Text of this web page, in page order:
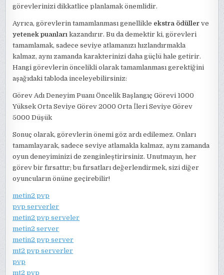
görevlerinizi dikkatlice planlamak önemlidir.
Ayrıca, görevlerin tamamlanması genellikle ekstra ödüller ve
yetenek puanları kazandırır. Bu da demektir ki, görevleri
tamamlamak, sadece seviye atlamanızı hızlandırmakla
kalmaz, aynı zamanda karakterinizi daha güçlü hale getirir.
Hangi görevlerin öncelikli olarak tamamlanması gerektiğini
aşağıdaki tabloda inceleyebilirsiniz:
Görev Adı Deneyim Puanı Öncelik Başlangıç Görevi 1000
Yüksek Orta Seviye Görev 2000 Orta İleri Seviye Görev
5000 Düşük
Sonuç olarak, görevlerin önemi göz ardı edilemez. Onları
tamamlayarak, sadece seviye atlamakla kalmaz, aynı zamanda
oyun deneyiminizi de zenginleştirirsiniz. Unutmayın, her
görev bir fırsattır; bu fırsatları değerlendirmek, sizi diğer
oyuncuların önüne geçirebilir!
metin2 pvp
pvp serverler
metin2 pvp serveler
metin2 server
metin2 pvp server
mt2 pvp serverler
pvp
mt2 pvp